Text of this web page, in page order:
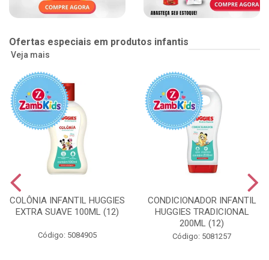
Ofertas especiais em produtos infantis
Veja mais
COLÔNIA INFANTIL HUGGIES
EXTRA SUAVE 100ML (12)
Código: 5084905
CONDICIONADOR INFANTIL
HUGGIES TRADICIONAL
200ML (12)
Código: 5081257